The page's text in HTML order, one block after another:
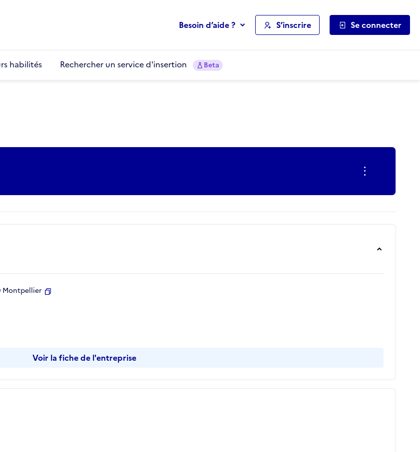
Besoin d’aide ? S’inscrire Se connecter
habilités Rechercher un service d'insertion Beta
Montpellier
Voir la fiche de l'entreprise